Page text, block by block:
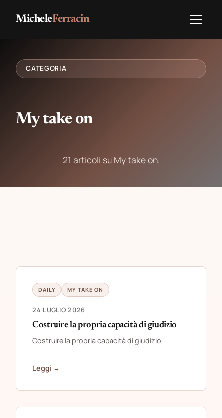
MicheleFerracin
CATEGORIA
My take on
21 articoli su My take on.
DAILY MY TAKE ON
24 LUGLIO 2026
Costruire la propria capacità di giudizio
Costruire la propria capacità di giudizio
Leggi →